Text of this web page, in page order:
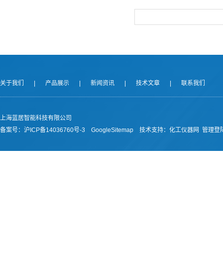
关于我们 产品展示 新闻资讯 技术文章 联系我们
上海蓝居智能科技有限公司
备案号： 沪ICP备14036760号-3 GoogleSitemap 技术支持： 化工仪器网 管理登